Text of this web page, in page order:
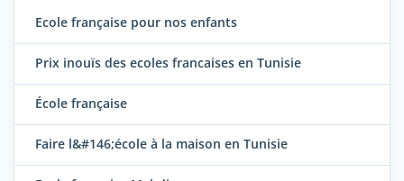
Ecole française pour nos enfants
Prix inouïs des ecoles francaises en Tunisie
École française
Faire l&#146;école à la maison en Tunisie